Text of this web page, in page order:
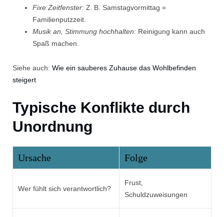
Fixe Zeitfenster: Z. B. Samstagvormittag =
Familienputzzeit.
Musik an, Stimmung hochhalten: Reinigung kann auch
Spaß machen.
Siehe auch: Wie ein sauberes Zuhause das Wohlbefinden
steigert
Typische Konflikte durch
Unordnung
Ursache Folge
Wer fühlt sich verantwortlich?
Frust,
Schuldzuweisungen